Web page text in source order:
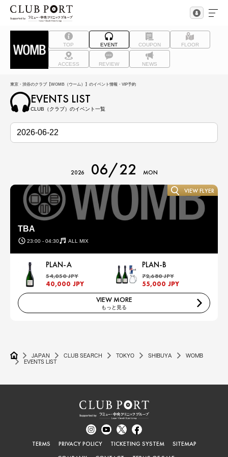
TOP EVENT COUPON FLOOR
ACCESS REVIEW NEWS
東京・渋谷のクラブ【WOMB（ウーム）】のイベント情報・VIP予約
EVENTS LIST
CLUB（クラブ）のイベント一覧
2026 06/22 MON
TBA
23:00 - 04:30 ALL MIX
VIEW FLYER
PLAN-A
54,050 JPY
40,000 JPY
PLAN-B
72,680 JPY
55,000 JPY
VIEW MORE
もっと見る
JAPAN CLUB SEARCH TOKYO SHIBUYA
WOMB
EVENTS LIST
TERMS PRIVACY POLICY TICKETING SYSTEM
SITEMAP